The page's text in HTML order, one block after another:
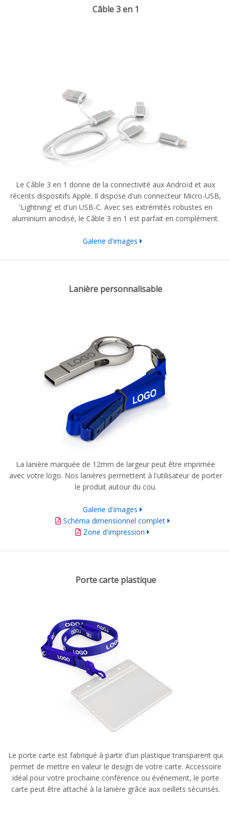
Câble 3 en 1
Le Câble 3 en 1 donne de la connectivité aux Androïd et aux
récents dispositifs Apple. Il dispose d'un connecteur Micro-USB,
'Lightning' et d'un USB-C. Avecses extrémités robustes en
aluminium anodisé, le Câble 3 en 1 est parfait en complément.
Galerie d'images
Lanière personnalisable
La lanière marquée de 12mm de largeur peut être imprimée
avec votre logo. Nos lanières permettent à l'utilisateur de porter
le produit autour du cou.
Galerie d'images
Schéma dimensionnel complet
Zone d'impression
Porte carte plastique
Le porte carte est fabriqué à partir d'un plastique transparent qui
permet de mettre en valeur le design de votre carte. Accessoire
idéal pour votre prochaine conférence ou événement, le porte
carte peut être attaché à la lanière grâce aux oeillets sécurisés.